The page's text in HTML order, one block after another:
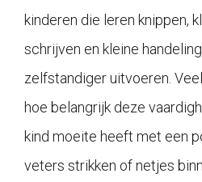
kinderen die leren knippen,
schrijven en kleine
zelfstandiger uitvoeren.
hoe belangrijk deze
kind moeite heeft met een
veters strikken of netjes